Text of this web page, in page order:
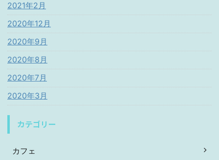
2021年2月
2020年12月
2020年9月
2020年8月
2020年7月
2020年3月
カテゴリー
カフェ